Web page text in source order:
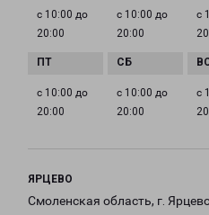
с 10:00 до
20:00
с 10:00 до
20:00
с
с 10:00 до
20:00
с 10:00 до
20:00
с
ЯРЦЕВО
Смоленская область, г.